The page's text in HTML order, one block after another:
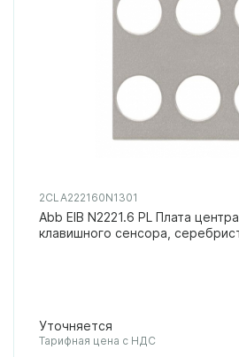
2CLA222160N1301
Abb EIB N2221.6 PL Плата
клавишного сенсора,
Уточняется
Тарифная цена с НДС